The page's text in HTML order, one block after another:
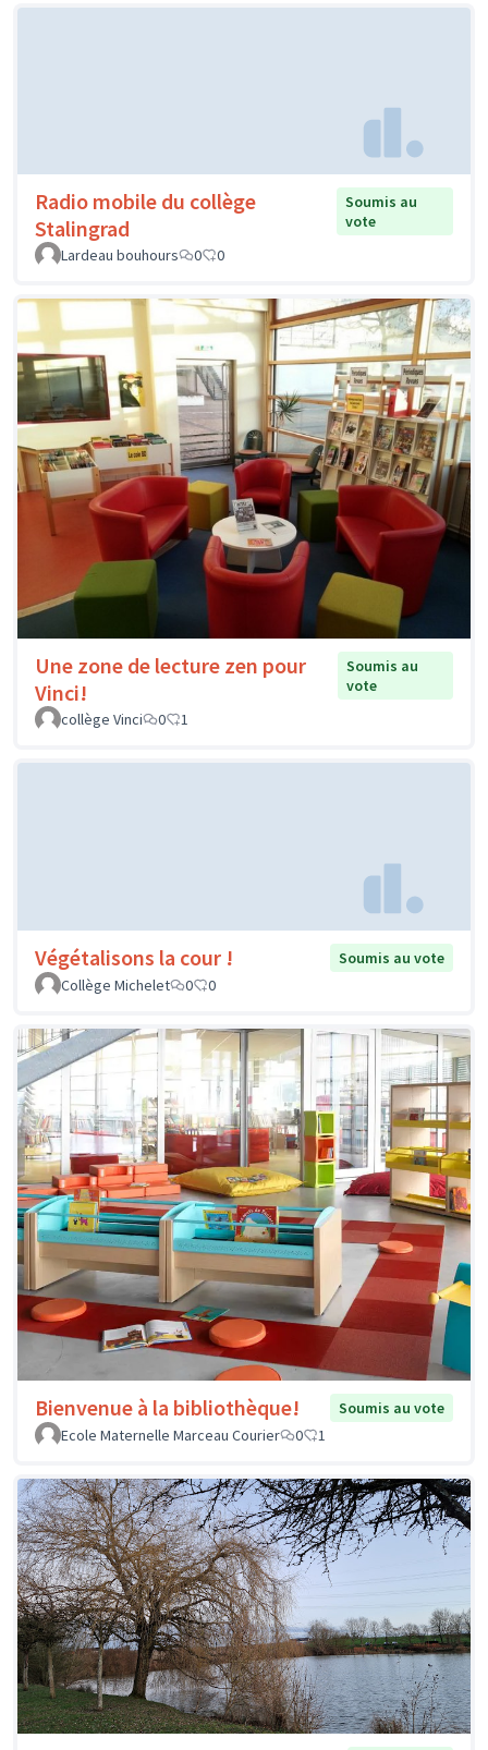
Radio mobile du collège
Stalingrad
Soumis au
vote
Lardeau bouhours
0 0
Une zone de lecture zen pour
Vinci!
Soumis au
vote
collège Vinci
0 1
Végétalisons la cour !
Soumis au vote
Collège Michelet
0 0
Bienvenue à la bibliothèque!
Soumis au vote
Ecole Maternelle Marceau Courier
0 1